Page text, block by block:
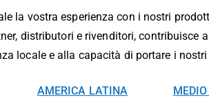
la vostra esperienza con i nostri
distributori e rivenditori,
locale e alla capacità di portare i
AMERICA LATINA